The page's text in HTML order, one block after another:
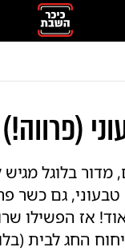
מדור בלוגל
טבעוני, גם כשר
אז הפשילו
החג לבית